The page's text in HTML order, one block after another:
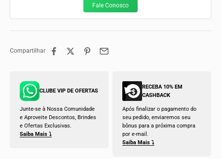
Fale Conosco
Compartilhar
CLUBE VIP DE OFERTAS
Junte-se à Nossa Comunidade
e Aproveite Descontos, Brindes
e Ofertas Exclusivas.
Saiba Mais ⤵
RECEBA 10% EM
CASHBACK
Após finalizar o pagamento do
seu pedido, enviaremos seu
bônus para a próxima compra
por e-mail.
Saiba Mais ⤵